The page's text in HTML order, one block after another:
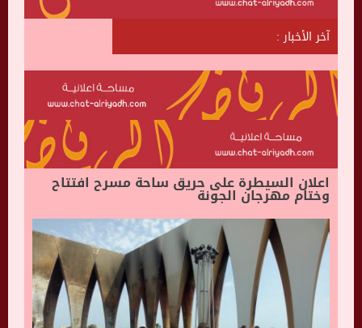
آخر الأخبار :
اعلان السيطرة على حريق ساحة مسرح افتتاح
وختام مهرجان الجونة